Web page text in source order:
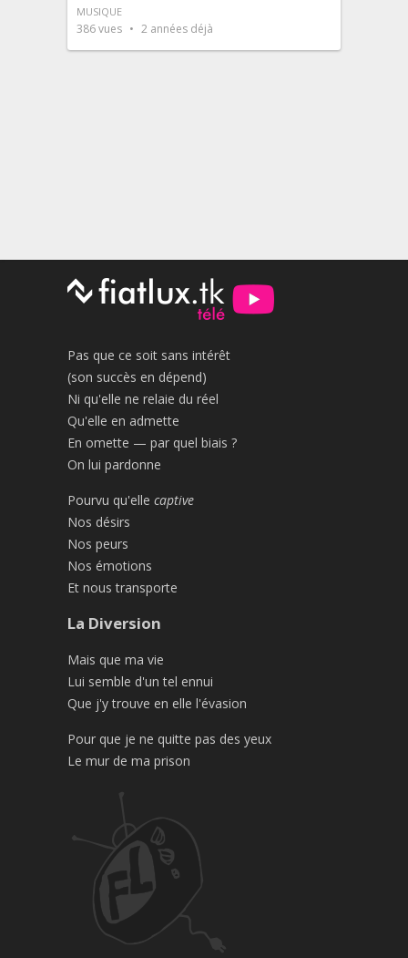
MUSIQUE
386vues 2 années déjà
Pas que ce soit sans intérêt
(son succès en dépend)
Ni qu'elle ne relaie du réel
Qu'elle en admette
En omette — par quel biais ?
On lui pardonne
Pourvu qu'elle captive
Nos désirs
Nos peurs
Nos émotions
Et nous transporte
La Diversion
Mais que ma vie
Lui semble d'un tel ennui
Que j'y trouve en elle l'évasion
Pour que je ne quitte pas des yeux
Le mur de ma prison